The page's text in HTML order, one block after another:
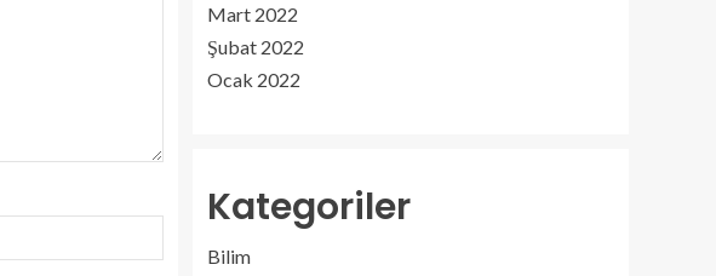
Mart 2022
Şubat 2022
Ocak 2022
Kategoriler
Bilim